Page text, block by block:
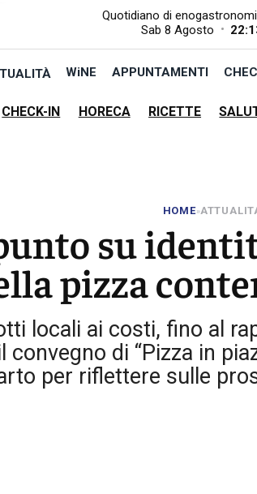
Quotidiano di
Sab 8 Agosto •
WiNE APPUNTAMENTI
CHECK-IN HORECA RICETTE
HOME»
su
pizza
locali ai costi, fino al
di “Pizza in
per riflettere sulle